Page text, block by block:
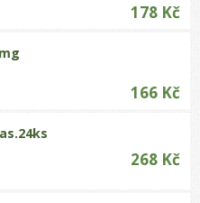
178 Kč
166 Kč
268 Kč